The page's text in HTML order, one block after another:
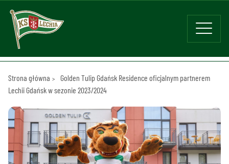
Strona główna
Golden Tulip Gdańsk Residence oficjalnym partnerem
Lechii Gdańsk w sezonie 2023/2024